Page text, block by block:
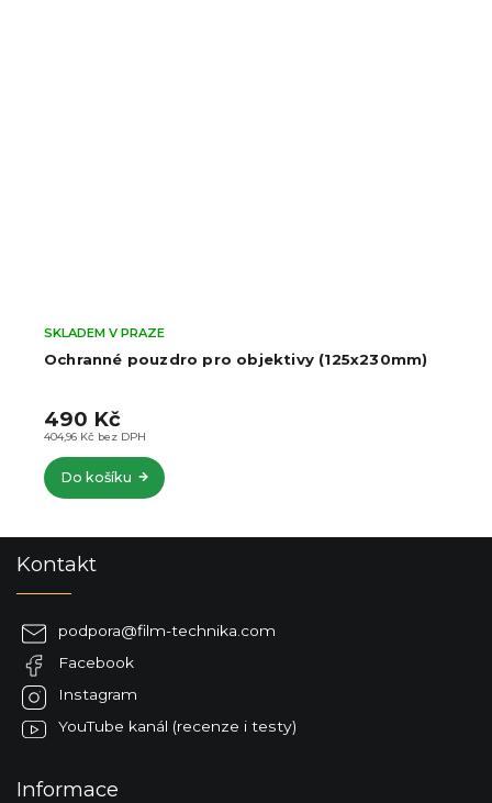
Ochranné pouzdro pro objektivy (125x230mm)
SKLADEM V PRAZE
404,96 Kč bez DPH
490 Kč
Do košíku
Kontakt
podpora@film-technika.com
Facebook
Instagram
YouTube kanál (recenze i testy)
Informace